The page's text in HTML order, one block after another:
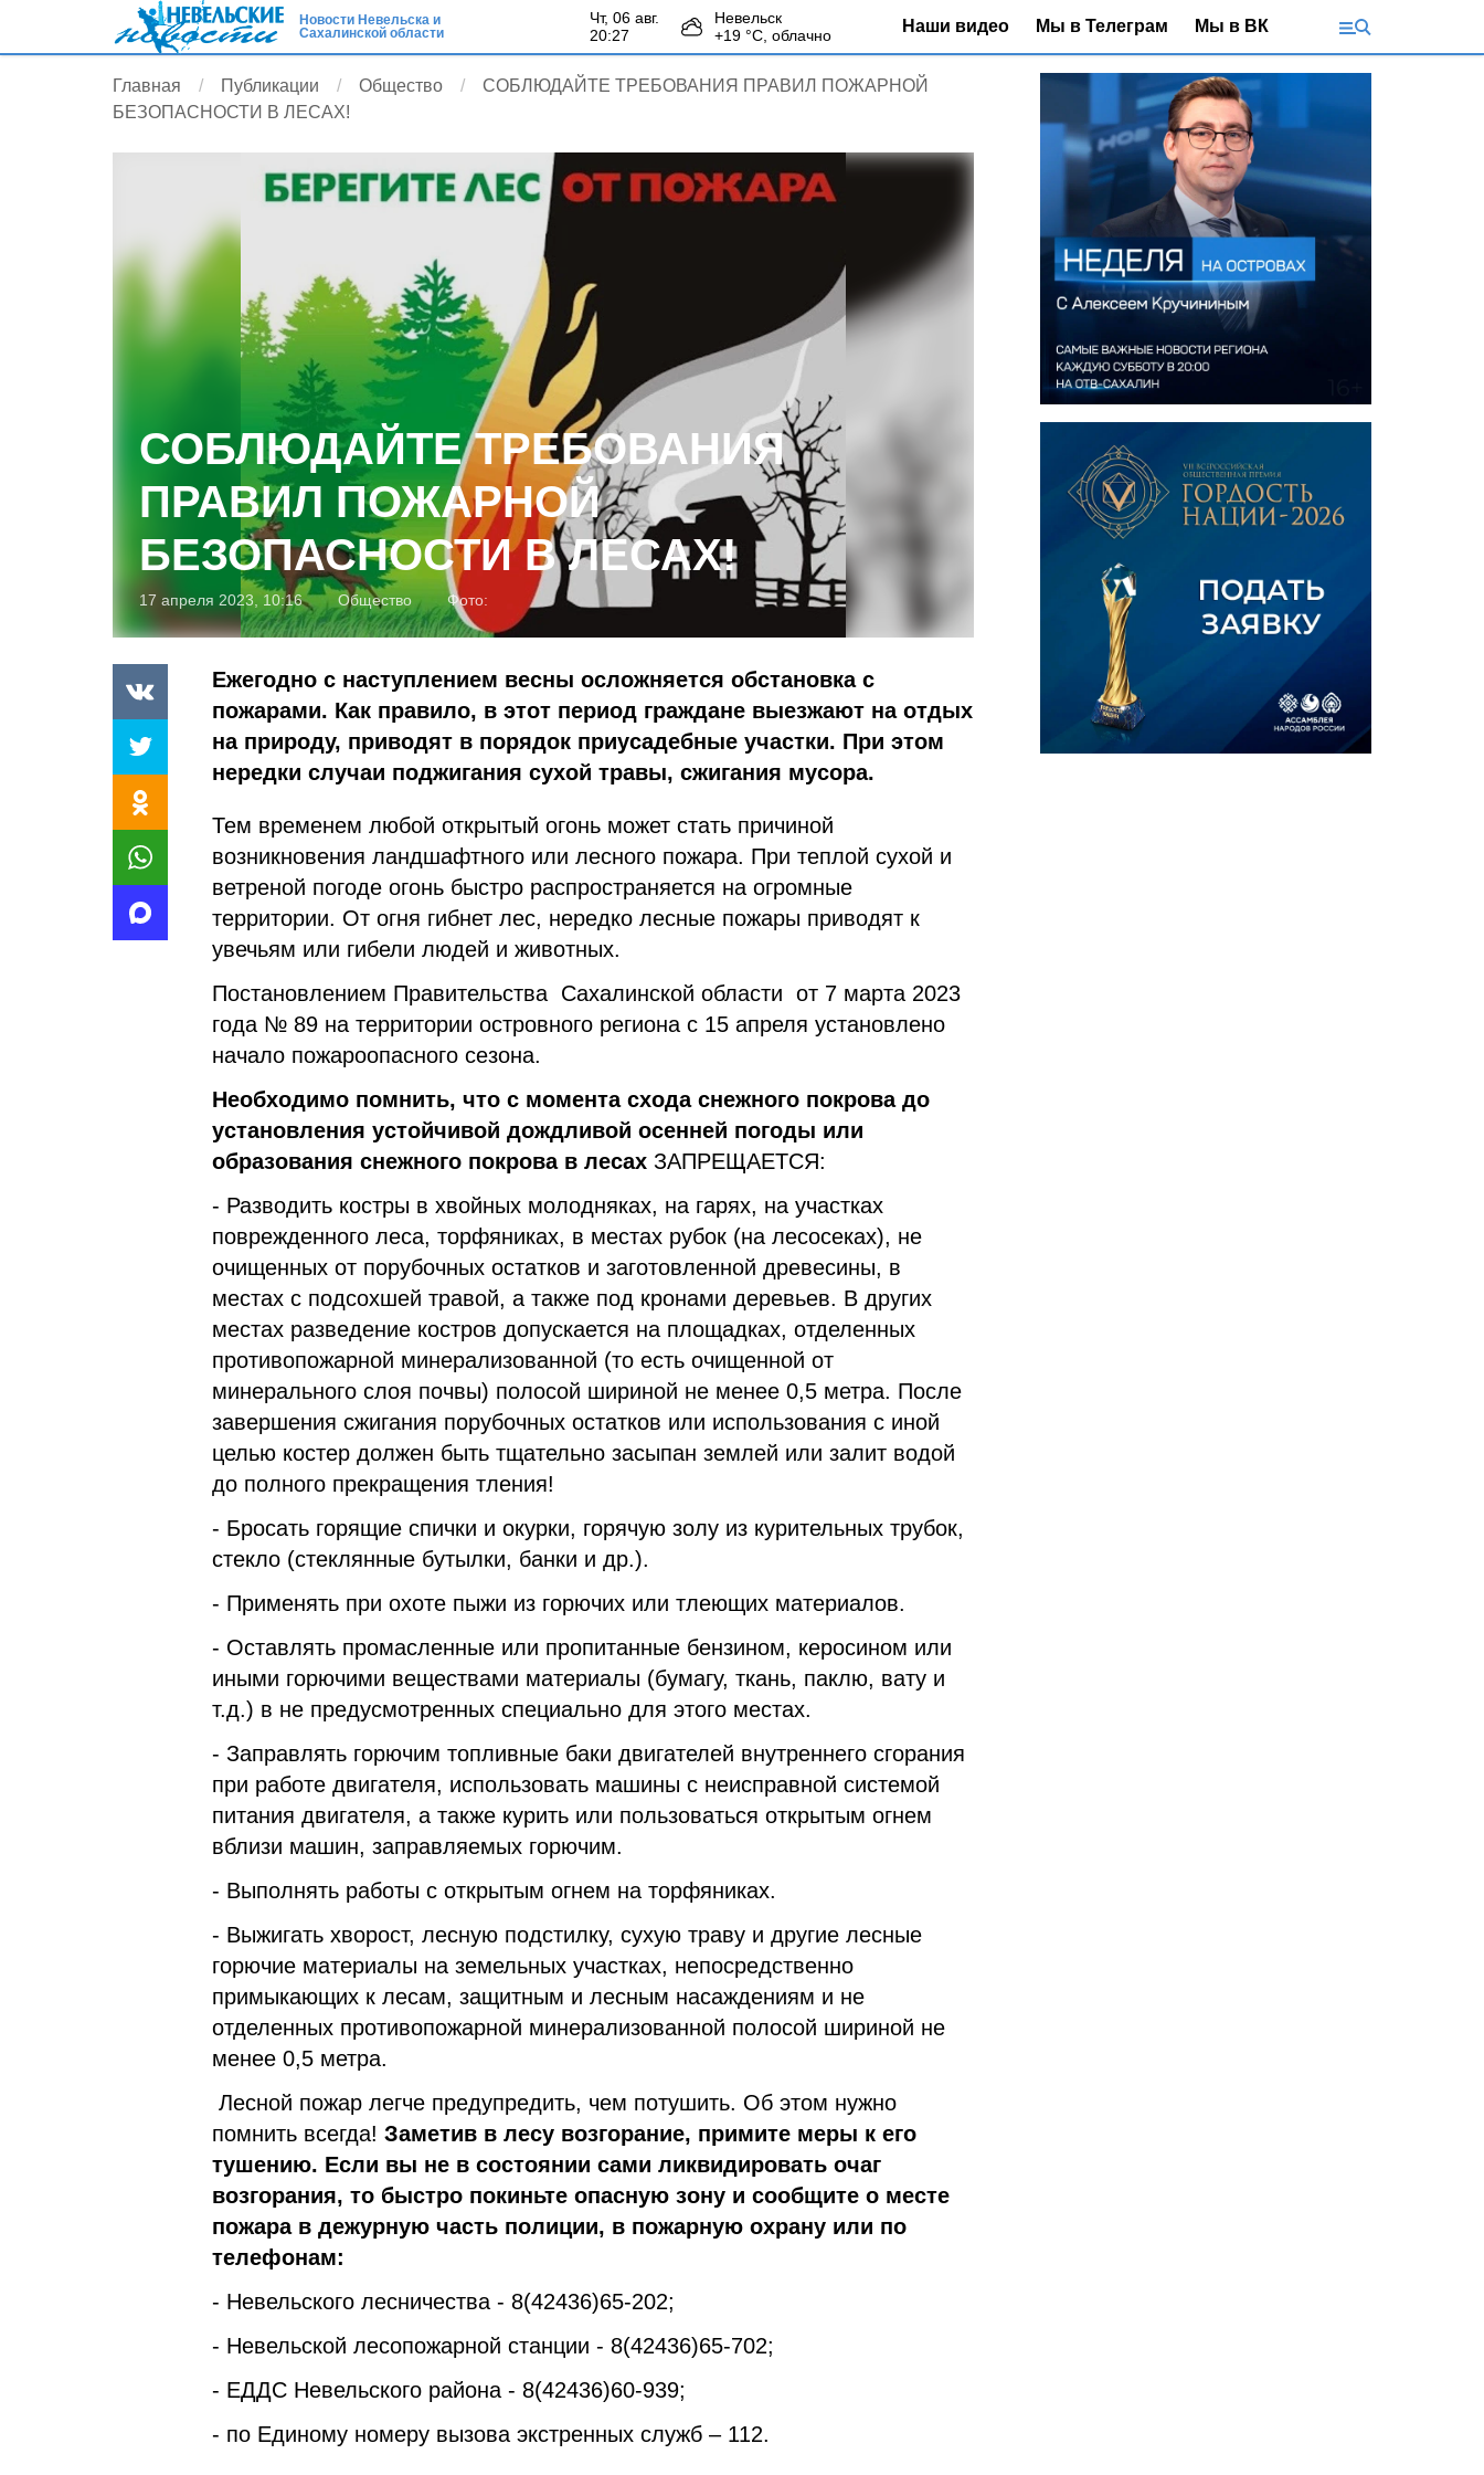
Новости Невельска и
Сахалинской области
чт, 06 авг.
20:27
Невельск
+19 °С, облачно Наши видео Мы в Телеграм Мы в ВК
Главная Публикации Общество
СОБЛЮДАЙТЕ ТРЕБОВАНИЯ ПРАВИЛ ПОЖАРНОЙ
БЕЗОПАСНОСТИ В ЛЕСАХ!
СОБЛЮДАЙТЕ ТРЕБОВАНИЯ
ПРАВИЛ ПОЖАРНОЙ
БЕЗОПАСНОСТИ В ЛЕСАХ!
17 апреля 2023, 10:16 Общество Фото:
Ежегодно с наступлением весны осложняется обстановка с
пожарами. Как правило, в этот период граждане выезжают на отдых
на природу, приводят в порядок приусадебные участки. При этом
нередки случаи поджигания сухой травы, сжигания мусора.
Тем временем любой открытый огонь может стать причиной
возникновения ландшафтного или лесного пожара. При теплой сухой и
ветреной погоде огонь быстро распространяется на огромные
территории. От огня гибнет лес, нередко лесные пожары приводят к
увечьям или гибели людей и животных.
Постановлением Правительства Сахалинской области от 7 марта 2023
года № 89 на территории островного региона с 15 апреля установлено
начало пожароопасного сезона.
Необходимо помнить, что с момента схода снежного покрова до
установления устойчивой дождливой осенней погоды или
образования снежного покрова в лесах ЗАПРЕЩАЕТСЯ:
- Разводить костры в хвойных молодняках, на гарях, на участках
поврежденного леса, торфяниках, в местах рубок (на лесосеках), не
очищенных от порубочных остатков и заготовленной древесины, в
местах с подсохшей травой, а также под кронами деревьев. В других
местах разведение костров допускается на площадках, отделенных
противопожарной минерализованной (то есть очищенной от
минерального слоя почвы) полосой шириной не менее 0,5 метра. После
завершения сжигания порубочных остатков или использования с иной
целью костер должен быть тщательно засыпан землей или залит водой
до полного прекращения тления!
- Бросать горящие спички и окурки, горячую золу из курительных трубок,
стекло (стеклян­ные бутылки, банки и др.).
- Применять при охоте пыжи из горючих или тлеющих материалов.
- Оставлять промасленные или пропитанные бензином, керосином или
иными горючими веществами материалы (бумагу, ткань, паклю, вату и
т.д.) в не предусмотренных специально для этого местах.
- Заправлять горючим топливные баки двигателей внутреннего сгорания
при работе двигателя, использовать машины с неисправной системой
питания двигателя, а также курить или пользоваться открытым огнем
вблизи машин, заправляемых горючим.
- Выполнять работы с открытым огнем на торфяниках.
- Выжигать хворост, лесную подстилку, сухую траву и другие лесные
горючие материалы на земельных участках, непосредственно
примыкающих к лесам, защитным и лесным насаждениям и не
отделенных противопожарной минерализованной полосой шириной не
менее 0,5 метра.
Лесной пожар легче предупредить, чем потушить. Об этом нужно
помнить всегда! Заметив в лесу возгорание, примите меры к его
тушению. Если вы не в состоянии сами ликвидировать очаг
возгорания, то быстро покиньте опасную зону и сообщите о месте
пожара в дежурную часть полиции, в пожарную охрану или по
телефонам:
- Невельского лесничества - 8(42436)65-202;
- Невельской лесопожарной станции - 8(42436)65-702;
- ЕДДС Невельского района - 8(42436)60-939;
- по Единому номеру вызова экстренных служб – 112.